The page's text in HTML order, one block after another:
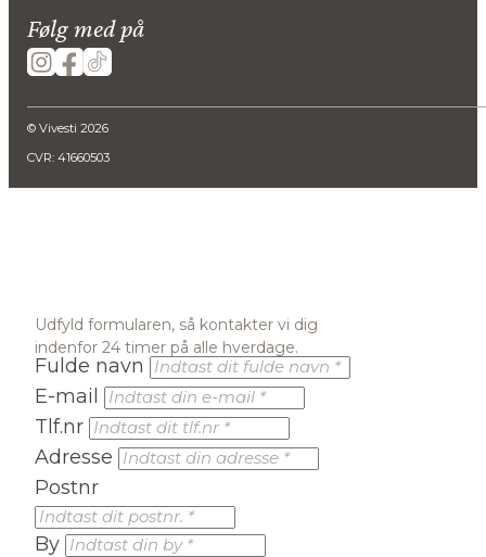
Følg med på
© Vivesti 2026
CVR: 41660503
Udfyld formularen, så kontakter vi dig
indenfor 24 timer på alle hverdage.
Fulde navn
E-mail
Tlf.nr
Adresse
Postnr
By